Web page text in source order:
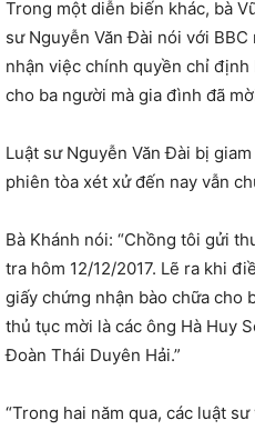
Trong một diễn biến khác, bà
sư Nguyễn Văn Đài nói với
nhận việc chính quyền chỉ
cho ba người mà gia đình đã
Luật sư Nguyễn Văn Đài bị
phiên tòa xét xử đến nay vẫn
Bà Khánh nói: “Chồng tôi gửi
tra hôm 12/12/2017. Lẽ ra khi
giấy chứng nhận bào chữa cho
thủ tục mời là các ông Hà Huy
Đoàn Thái Duyên Hải.”
“Trong hai năm qua, các luật